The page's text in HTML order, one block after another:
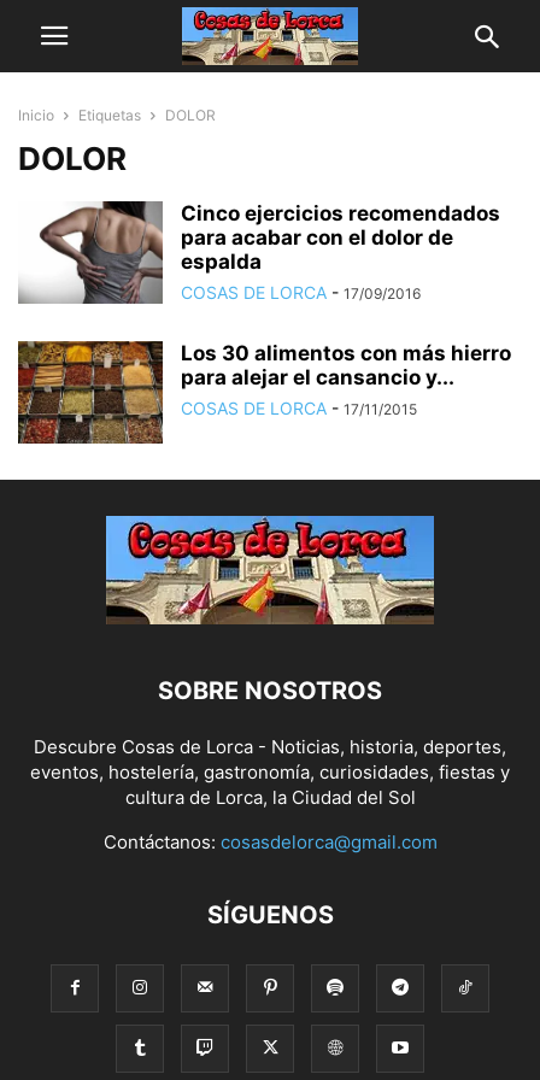
Inicio Etiquetas DOLOR
DOLOR
Cinco ejercicios recomendados
para acabar con el dolor de
espalda
COSAS DE LORCA - 17/09/2016
Los 30 alimentos con más hierro
para alejar el cansancio y...
COSAS DE LORCA - 17/11/2015
SOBRE NOSOTROS
Descubre Cosas de Lorca - Noticias, historia, deportes,
eventos, hostelería, gastronomía, curiosidades, fiestas y
cultura de Lorca, la Ciudad del Sol
Contáctanos: cosasdelorca@gmail.com
SÍGUENOS